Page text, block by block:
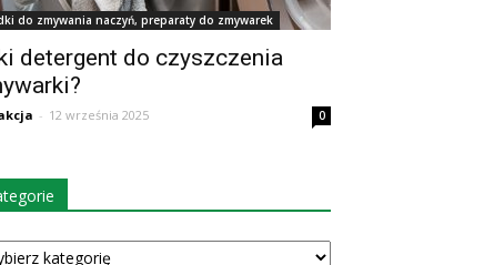
do zmywania naczyń, preparaty do zmywarek
detergent do czyszczenia
- 12 września 2025 0